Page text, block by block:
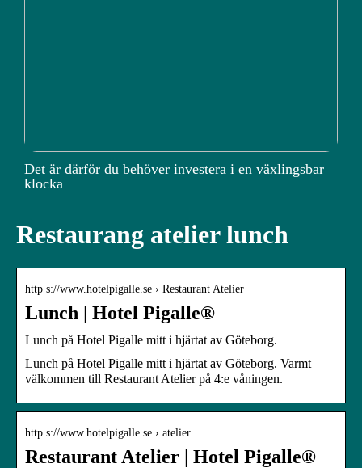
Det är därför du behöver investera i en växlingsbar
klocka
Restaurang atelier lunch
http s://www.hotelpigalle.se › Restaurant Atelier
Lunch | Hotel Pigalle®
Lunch på Hotel Pigalle mitt i hjärtat av Göteborg.
Lunch på Hotel Pigalle mitt i hjärtat av Göteborg. Varmt
välkommen till Restaurant Atelier på 4:e våningen.
http s://www.hotelpigalle.se › atelier
Restaurant Atelier | Hotel Pigalle®